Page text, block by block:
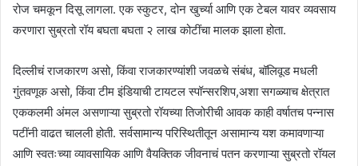
रोज चमकून दिसू लागला. एक स्कुटर, दोन खुर्च्या आणि एक टेबल यावर व्यवसाय
करणारा सुब्रतो रॉय बघता बघता २ लाख कोटींचा मालक झाला होता.
दिल्लीचं राजकारण असो, किंवा राजकारण्यांशी जवळचे संबंध, बॉलिवूड मधली
गुंतवणूक असो, किंवा टीम इंडियाची टायटल स्पॉन्सरशिप,अशा सगळ्याच क्षेत्रात
एककलमी अंमल असणाऱ्या सुब्रतो रॉयच्या तिजोरीची आवक काही वर्षातच पन्नास
पटींनी वाढत चालली होती. सर्वसामान्य परिस्थितीतून असामान्य यश कमावणाऱ्या
आणि स्वतःच्या व्यावसायिक आणि वैयक्तिक जीवनाचं पतन करणाऱ्या सुब्रतो रॉयल